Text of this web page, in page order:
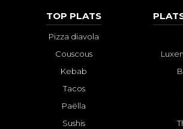
TOP PLATS
Pizza diavola
Couscous
Kebab
Tacos
Paëlla
Sushis